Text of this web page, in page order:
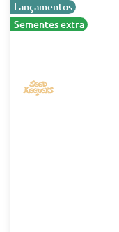
Lançamentos
Sementes extra